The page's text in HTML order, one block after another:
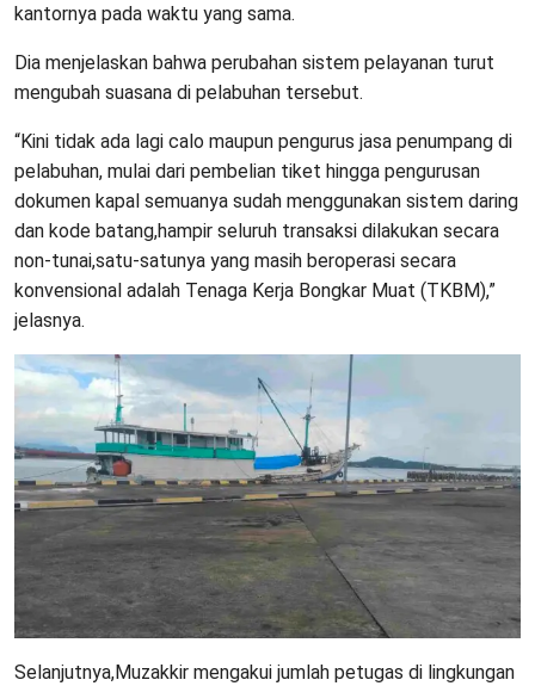
kantornya pada waktu yang sama.
Dia menjelaskan bahwa perubahan sistem pelayanan turut
mengubah suasana di pelabuhan tersebut.
“Kini tidak ada lagi calo maupun pengurus jasa penumpang di
pelabuhan, mulai dari pembelian tiket hingga pengurusan
dokumen kapal semuanya sudah menggunakan sistem daring
dan kode batang,hampir seluruh transaksi dilakukan secara
non-tunai,satu-satunya yang masih beroperasi secara
konvensional adalah Tenaga Kerja Bongkar Muat (TKBM),”
jelasnya.
Selanjutnya,Muzakkir mengakui jumlah petugas di lingkungan